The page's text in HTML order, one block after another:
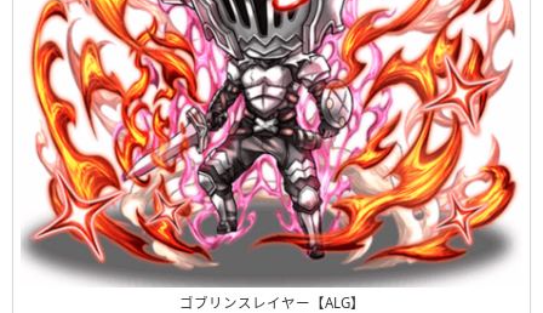
ゴブリンスレイヤー【ALG】